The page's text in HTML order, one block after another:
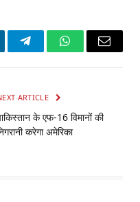
TelegramWhatsApp
Email
ARTICLE
के एफ-16 विमानों की
करेगा अमेरिका